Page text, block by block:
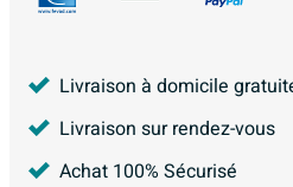
Livraison à domicile
Livraison sur rendez-vous
Achat 100% Sécurisé